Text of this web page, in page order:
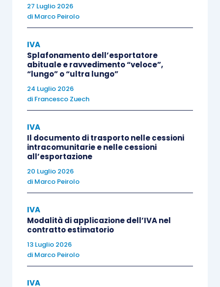
scontrino fiscale o della ricevuta fiscale
“agli effetti dell’applicazione delleimposte
scontrino fiscale, emesso dagli appositi
apparecchi misuratori fiscali previsti dall’art.
1della legge 26 gennaio 1983, n. 18, purchè
lo stesso contenga la specificazione degli
del numero dicodice fiscaledell’acquirente
o del committente
“Debbono considerarsi …
eventuali
il codice fiscale
committente potrà essere stampato in
qualsiasi parte dello scontrino fiscale,
preceduto
27 Luglio 2026
di Marco Peirolo
IVA
Splafonamento dell’esportatore
abituale e ravvedimento “veloce”,
“lungo” o “ultra lungo”
24 Luglio 2026
di Francesco Zuech
IVA
Il documento di trasporto nelle cessioni
intracomunitarie e nelle cessioni
all’esportazione
20 Luglio 2026
di Marco Peirolo
IVA
Modalità di applicazione dell’IVA nel
contratto estimatorio
13 Luglio 2026
di Marco Peirolo
IVA